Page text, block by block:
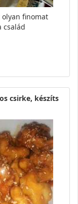
finomat
család
csirke, készíts